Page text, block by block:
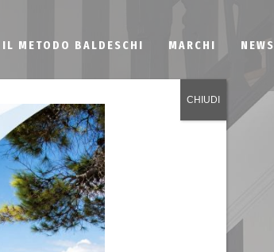
IL METODO BALDESCHI MARCHI NEWS
CHIUDI